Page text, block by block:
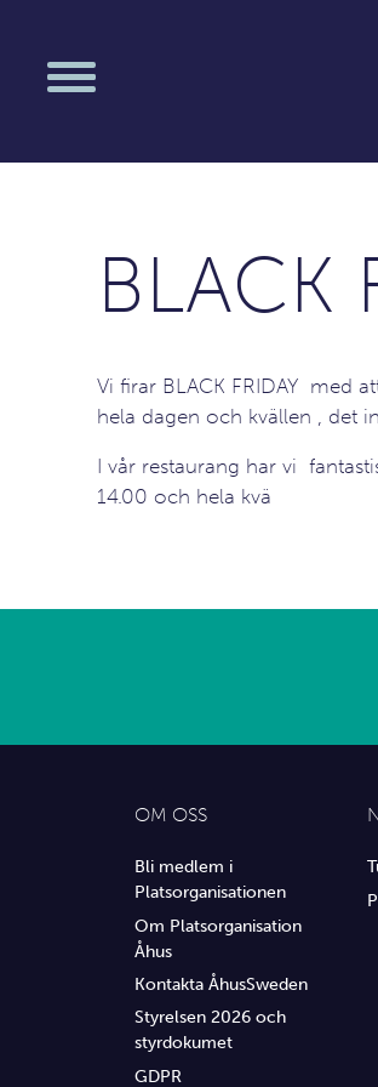
BLACK
Vi firar BLACK FRIDAY med
hela dagen och kvällen , det
I vår restaurang har vi
14.00 och hela kvä
OM OSS
Bli medlem i
Platsorganisationen
Om Platsorganisation
Åhus
Kontakta ÅhusSweden
Styrelsen 2026 och
styrdokumet
GDPR